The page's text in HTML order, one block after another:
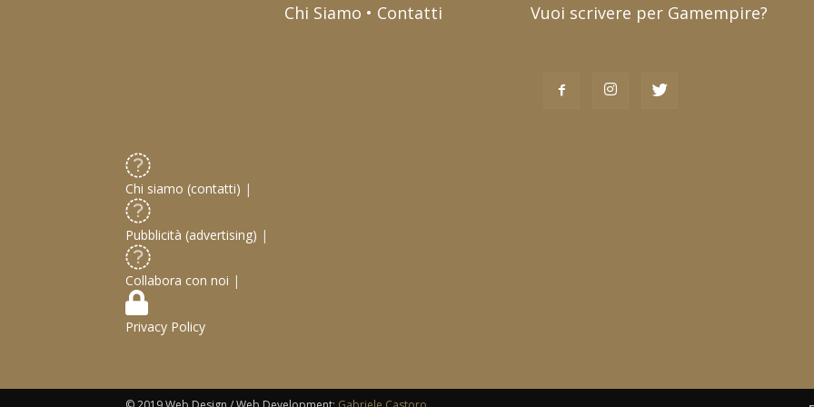
Chi Siamo • Contatti Vuoi scrivere per Gamempire?
Chi siamo (contatti) |
Pubblicità (advertising) |
Collabora con noi |
Privacy Policy